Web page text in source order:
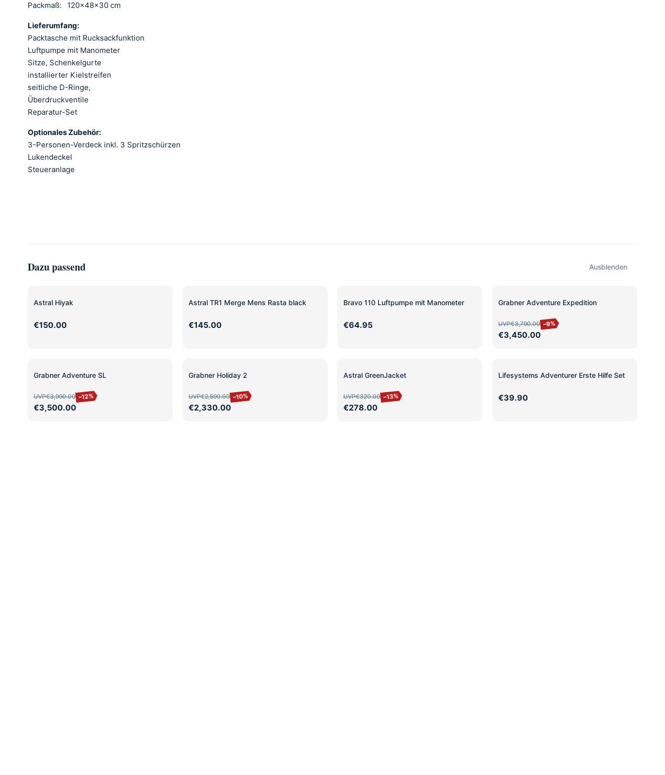
Packmaß: 120x48x30 cm
Lieferumfang:
Packtasche mit Rucksackfunktion
Luftpumpe mit Manometer
Sitze, Schenkelgurte
installierter Kielstreifen
seitliche D-Ringe,
Überdruckventile
Reparatur-Set
Optionales Zubehör:
3-Personen-Verdeck inkl. 3 Spritzschürzen
Lukendeckel
Steueranlage
Dazu passend Ausblenden
Astral Hiyak
€150.00
Astral TR1 Merge Mens Rasta black
€145.00
Bravo 110 Luftpumpe mit Manometer
€64.95
SALE
Grabner Adventure Expedition
UVP€3,790.00 –9%
€3,450.00
SALE
Grabner Adventure SL
UVP€3,990.00 –12%
€3,500.00
SALE
Grabner Holiday 2
UVP€2,590.00 –10%
€2,330.00
SALE
Astral GreenJacket
UVP€320.00 –13%
€278.00
Lifesystems Adventurer Erste Hilfe Set
€39.90